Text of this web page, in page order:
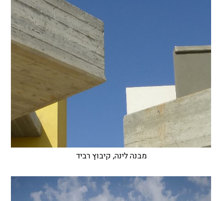
מבנה לינה, קיבוץ רביד